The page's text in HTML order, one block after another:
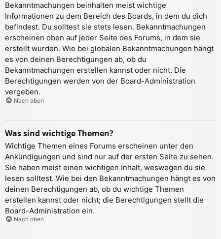
Bekanntmachungen beinhalten meist wichtige
Informationen zu dem Bereich des Boards, in dem du dich
befindest. Du solltest sie stets lesen. Bekanntmachungen
erscheinen oben auf jeder Seite des Forums, in dem sie
erstellt wurden. Wie bei globalen Bekanntmachungen hängt
es von deinen Berechtigungen ab, ob du
Bekanntmachungen erstellen kannst oder nicht. Die
Berechtigungen werden von der Board-Administration
vergeben.
Nach oben
Was sind wichtige Themen?
Wichtige Themen eines Forums erscheinen unter den
Ankündigungen und sind nur auf der ersten Seite zu sehen.
Sie haben meist einen wichtigen Inhalt, weswegen du sie
lesen solltest. Wie bei den Bekanntmachungen hängt es von
deinen Berechtigungen ab, ob du wichtige Themen
erstellen kannst oder nicht; die Berechtigungen stellt die
Board-Administration ein.
Nach oben